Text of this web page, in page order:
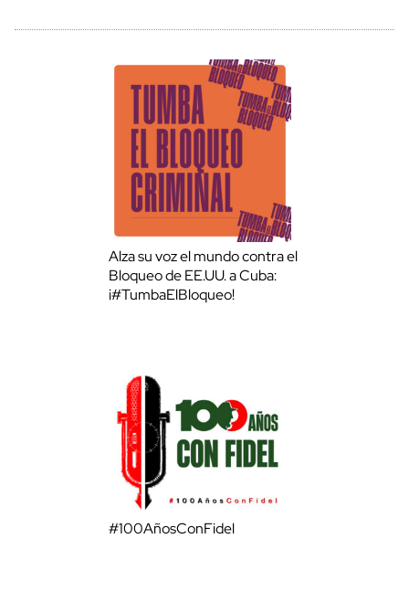
Alza su voz el mundo contra el
Bloqueo de EE.UU. a Cuba:
¡#TumbaElBloqueo!
#100AñosConFidel